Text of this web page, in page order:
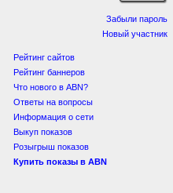
Забыли пароль
Новый участник
Рейтинг сайтов
Рейтинг баннеров
Что нового в ABN?
Ответы на вопросы
Информация о сети
Выкуп показов
Розыгрыш показов
Купить показы в ABN